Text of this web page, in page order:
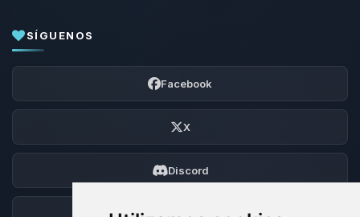
SÍGUENOS
Facebook
X
Discord
Foro